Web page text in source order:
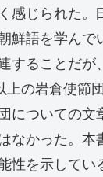
感じられた。
鮮語を学んで
することだが
の岩倉使節
についての
なかった。
を示してい